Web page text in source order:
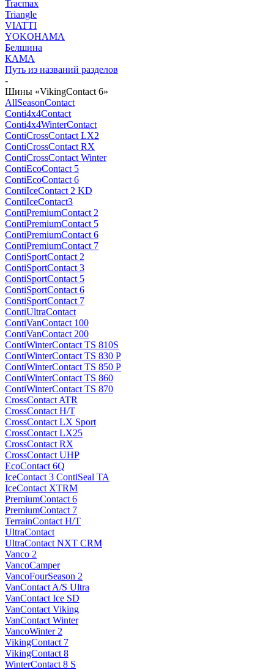
Tracmax
Triangle
VIATTI
YOKOHAMA
Белшина
КАМА
Путь из названий разделов
-
Шины «VikingContact 6»
AllSeasonContact
Conti4x4Contact
Conti4x4WinterContact
ContiCrossContact LX2
ContiCrossContact RX
ContiCrossContact Winter
ContiEcoContact 5
ContiEcoContact 6
ContiIceContact 2 KD
ContiIceContact3
ContiPremiumContact 2
ContiPremiumContact 5
ContiPremiumContact 6
ContiPremiumContact 7
ContiSportContact 2
ContiSportContact 3
ContiSportContact 5
ContiSportContact 6
ContiSportContact 7
ContiUltraContact
ContiVanContact 100
ContiVanContact 200
ContiWinterContact TS 810S
ContiWinterContact TS 830 P
ContiWinterContact TS 850 P
ContiWinterContact TS 860
ContiWinterContact TS 870
CrossContact ATR
CrossContact H/T
CrossContact LX Sport
CrossContact LX25
CrossContact RX
CrossContact UHP
EcoContact 6Q
IceContact 3 ContiSeal TA
IceContact XTRM
PremiumContact 6
PremiumContact 7
TerrainContact H/T
UltraContact
UltraContact NXT CRM
Vanco 2
VancoCamper
VancoFourSeason 2
VanContact A/S Ultra
VanContact Ice SD
VanContact Viking
VanContact Winter
VancoWinter 2
VikingContact 7
VikingContact 8
WinterContact 8 S